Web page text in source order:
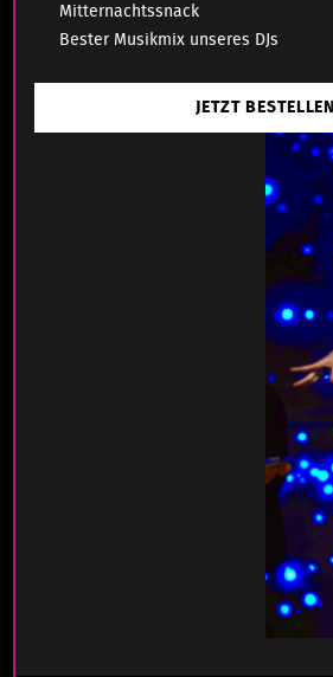
Mitternachtssnack
Bester Musikmix unseres DJs
JETZT BESTELLEN